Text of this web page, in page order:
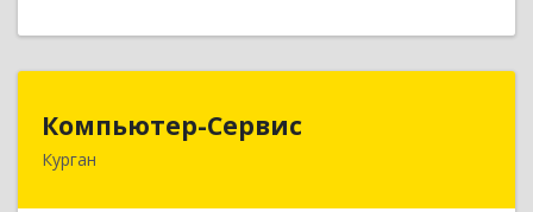
Компьютер-Сервис
Курган